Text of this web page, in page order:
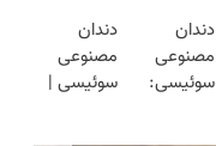
ساخت!!!
فقط امروز
حراج شد🔥
پرداخت
دندان
مصنوعی
سوئیسی:
دندان
مصنوعی
سوئیسی |